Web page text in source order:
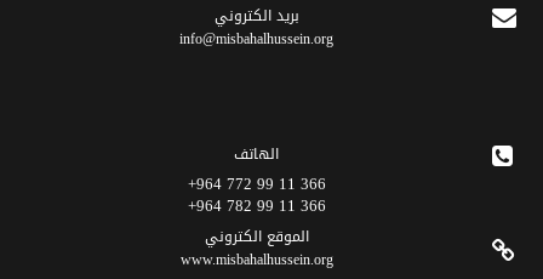
برید الکتروني
info@misbahalhussein.org
الهاتف
366 11 99 772 964+
366 11 99 782 964+
الموقع الکتروني
www.misbahalhussein.org